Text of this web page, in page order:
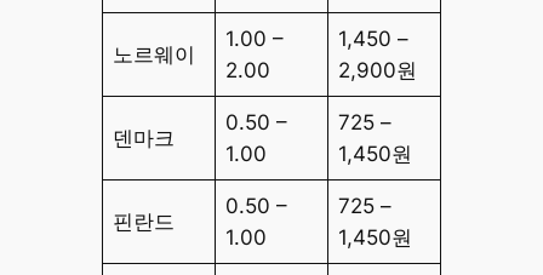
노르웨이
1.00 –
2.00
1,450 –
2,900원
덴마크
0.50 –
1.00
725 –
1,450원
핀란드
0.50 –
1.00
725 –
1,450원